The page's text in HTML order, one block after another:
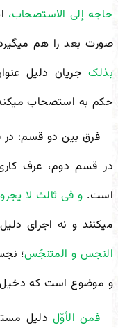
حاجه إلى الاستصحاب،
صورت بعد را هم می
بذلکجریان دلیل
حکم به استصحاب می
فرق بین دو قسم:
در قسم دوم، عرف
است. و فی ثالث لا
میکنند و نه اجرای
النجس و المتنجّس؛
و موضوع است که
فمن الأوّلدلیل